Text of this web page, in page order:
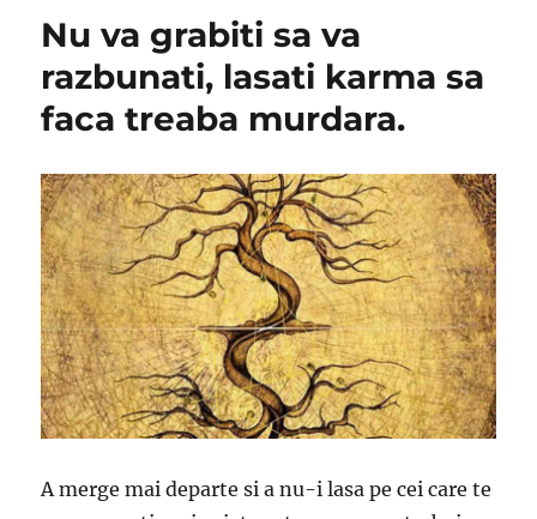
Nu va grabiti sa va
razbunati, lasati karma sa
faca treaba murdara.
A merge mai departe si a nu-i lasa pe cei care te